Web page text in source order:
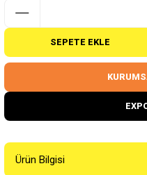
SEPETE EKLE
Ürün Bilgisi